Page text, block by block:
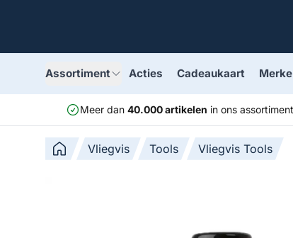
Assortiment Acties Cadeaukaart
Meer dan 40.000 artikelen in ons assortiment
Vliegvis Tools Vliegvis Tools